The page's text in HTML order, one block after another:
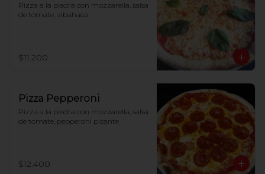
Pizza a la piedra con mozzarella, salsa
de tomate, albahaca
$11.200
Pizza Pepperoni
Pizza a la piedra con mozzarella, salsa
de tomate, pepperoni picante
$12.400